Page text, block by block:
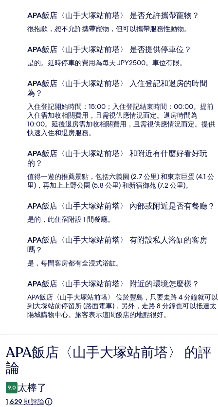
APA飯店〈山手大塚站前塔〉 是否允許攜帶寵物？
很抱歉，恕不允許攜帶寵物，但可以攜帶服務性動物。
APA飯店〈山手大塚站前塔〉 是否提供停車位？
是的。延時停車的費用為每天 JPY2500。車位有限。
APA飯店〈山手大塚站前塔〉 入住登記和退房的時間
為？
入住登記開始時間：15:00；入住登記結束時間：00:00。提前
入住需加收相關費用，且需視供應情況而定。退房時間為
10:00。延後退房需加收相關費用，且需視供應情況而定。提供
快速入住和退房服務。
APA飯店〈山手大塚站前塔〉 和附近有什麼好看好玩
的？
值得一遊的推薦景點，包括六義園 (2.7 公里) 和東京巨蛋 (4.1 公
里)，再加上上野公園 (5.8 公里) 和新宿御苑 (7.2 公里)。
APA飯店〈山手大塚站前塔〉 內部或附近是否有餐廳？
是的，此住宿附設 1 間餐廳。
APA飯店〈山手大塚站前塔〉 有附設私人浴缸的客房
嗎？
是，每間客房都有全浸式浴缸。
APA飯店〈山手大塚站前塔〉 附近的環境怎麼樣？
APA飯店〈山手大塚站前塔〉 位於豐島，只要走路 4 分鐘就可以
到大塚站前停留所 (路面電車)，另外，走路 8 分鐘也可以抵達太
陽城購物中心。旅客表示這間飯店的地點很好。
評
論
APA飯店〈山手大塚站前塔〉 的評
論
9.0 太棒了
1,629 則評論